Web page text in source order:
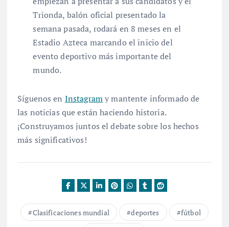
Trionda, balón oficial presentado la
semana pasada, rodará en 8 meses en el
Estadio Azteca marcando el inicio del
evento deportivo más importante del
mundo.
Síguenos en Instagramy mantente informado de
las noticias que están haciendo historia.
¡Construyamos juntos el debate sobre los hechos
más significativos!
Clasificaciones mundial deportes fútbol